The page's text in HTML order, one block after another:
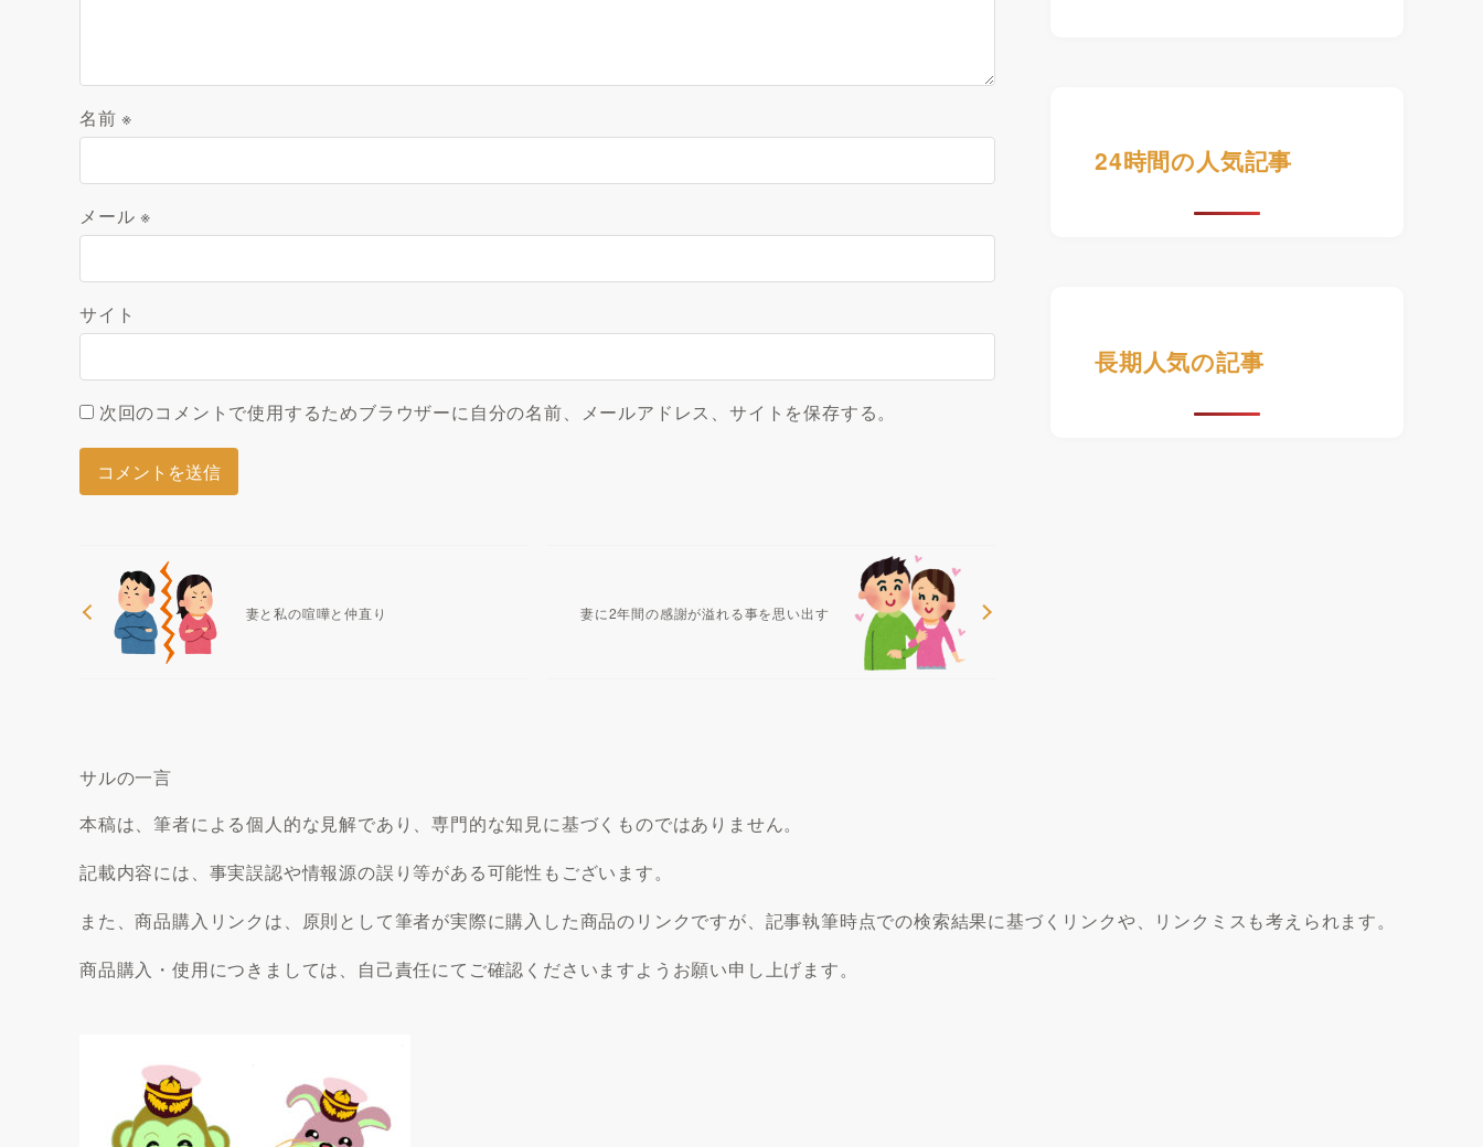
名前※
メール※
サイト
次回のコメントで使用するためブラウザーに自分の名前、メールアドレス、サイトを保存する。
妻と私の喧嘩と仲直り 妻に2年間の感謝が溢れる事を思い出す
24時間の人気記事
長期人気の記事
サルの一言
本稿は、筆者による個人的な見解であり、専門的な知見に基づくものではありません。
記載内容には、事実誤認や情報源の誤り等がある可能性もございます。
また、商品購入リンクは、原則として筆者が実際に購入した商品のリンクですが、記事執筆時点での検索結果に基づくリンクや、リンクミスも考えられます。
商品購入・使用につきましては、自己責任にてご確認くださいますようお願い申し上げます。